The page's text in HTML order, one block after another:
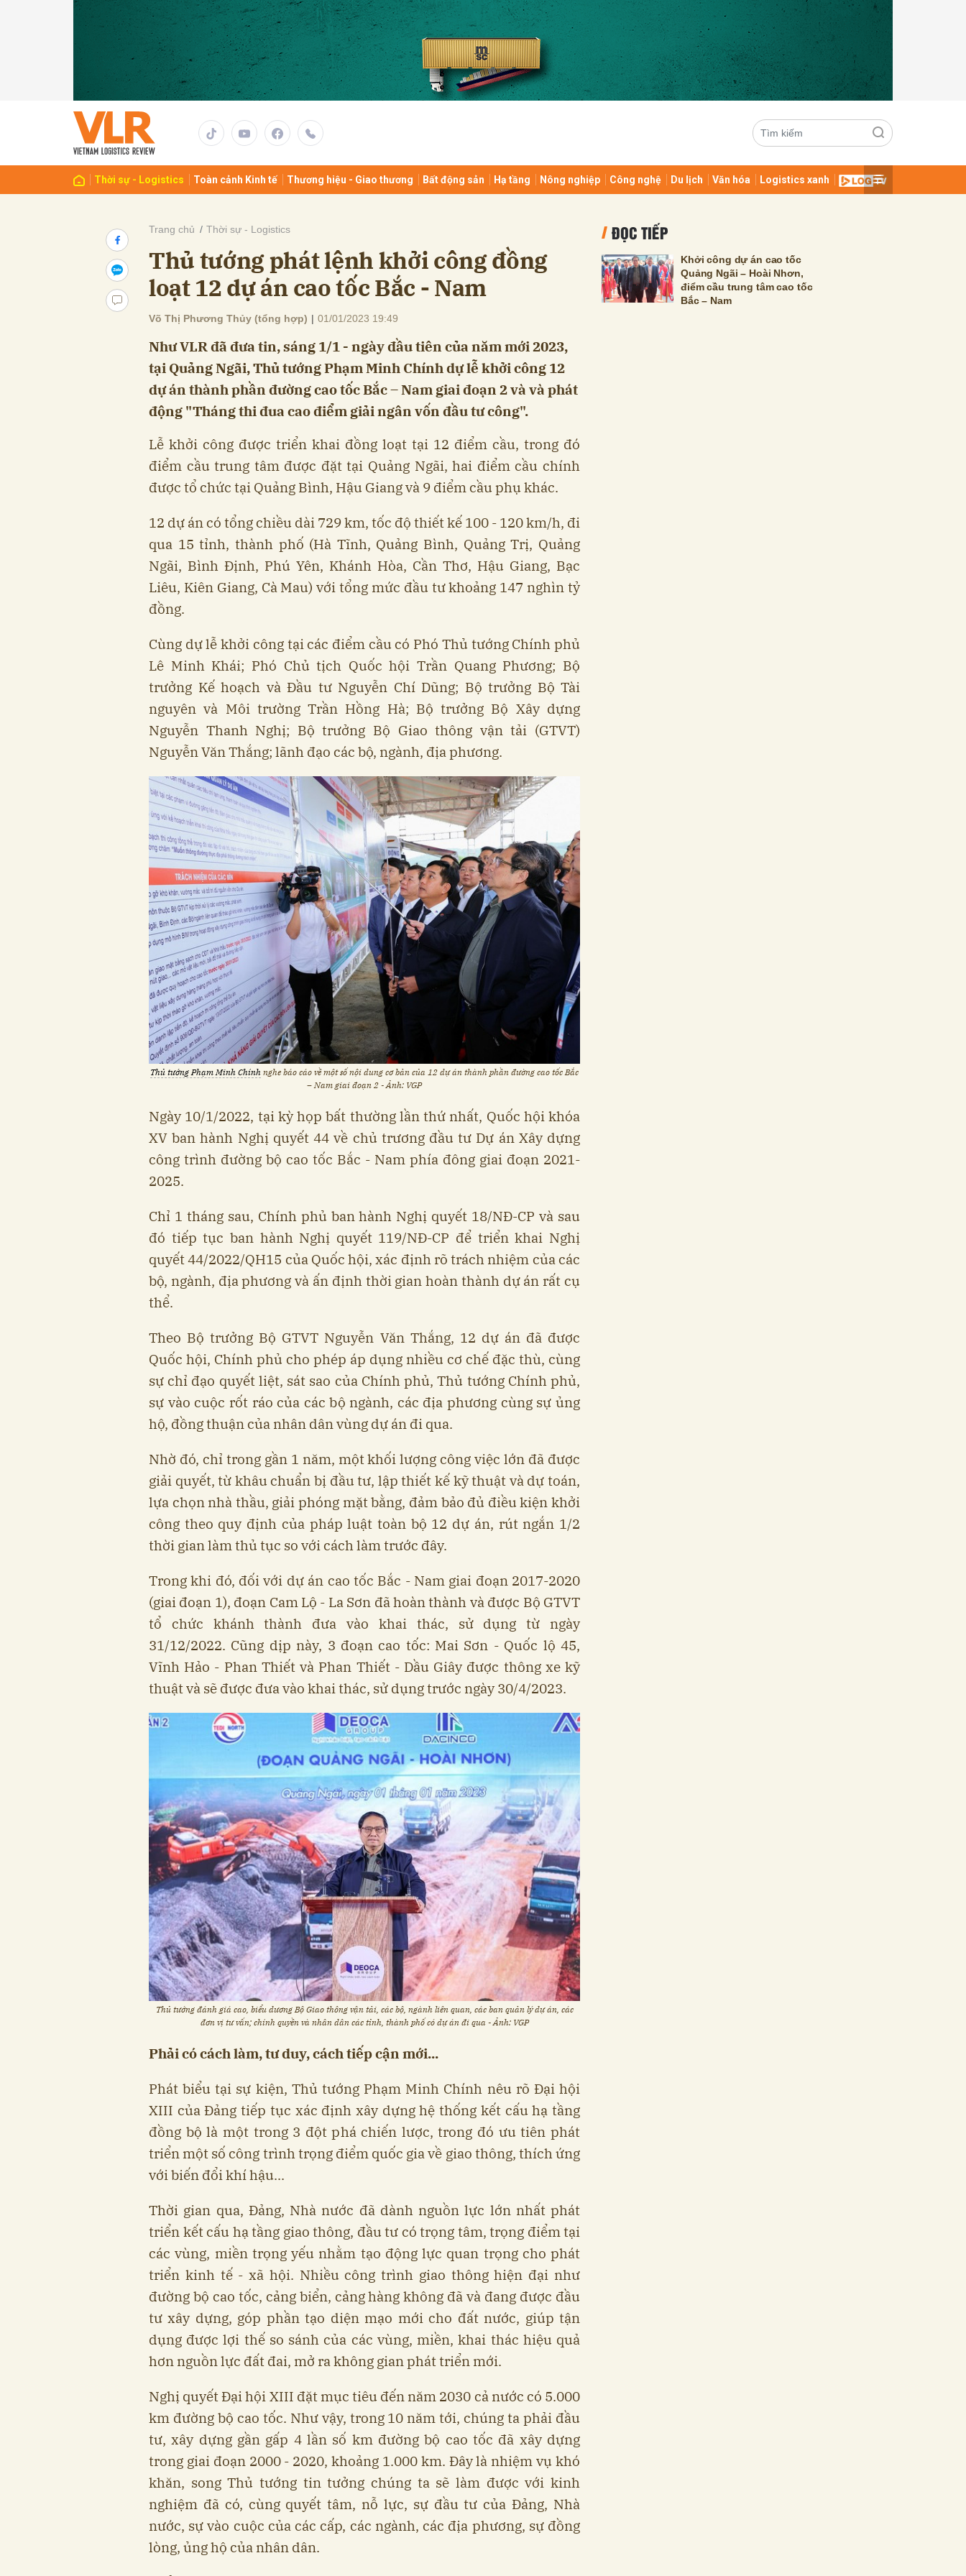
Thời sự - Logistics Toàn cảnh Kinh tế Thương hiệu - Giao thương Bất động sản Hạ tầng Nông nghiệp Công nghệ Du lịch Văn hóa Logistics xanh
Trang chủ Thời sự - Logistics
Thủ tướng phát lệnh khởi công đồng
loạt 12 dự án cao tốc Bắc - Nam
Võ Thị Phương Thủy (tổng hợp) | 01/01/2023 19:49
Như VLR đã đưa tin, sáng 1/1 - ngày đầu tiên của năm mới 2023,
tại Quảng Ngãi, Thủ tướng Phạm Minh Chính dự lễ khởi công 12
dự án thành phần đường cao tốc Bắc – Nam giai đoạn 2 và và phát
động "Tháng thi đua cao điểm giải ngân vốn đầu tư công".
Lễ khởi công được triển khai đồng loạt tại 12 điểm cầu, trong đó
điểm cầu trung tâm được đặt tại Quảng Ngãi, hai điểm cầu chính
được tổ chức tại Quảng Bình, Hậu Giang và 9 điểm cầu phụ khác.
12 dự án có tổng chiều dài 729 km, tốc độ thiết kế 100 - 120 km/h, đi
qua 15 tỉnh, thành phố (Hà Tĩnh, Quảng Bình, Quảng Trị, Quảng
Ngãi, Bình Định, Phú Yên, Khánh Hòa, Cần Thơ, Hậu Giang, Bạc
Liêu, Kiên Giang, Cà Mau) với tổng mức đầu tư khoảng 147 nghìn tỷ
đồng.
Cùng dự lễ khởi công tại các điểm cầu có Phó Thủ tướng Chính phủ
Lê Minh Khái; Phó Chủ tịch Quốc hội Trần Quang Phương; Bộ
trưởng Kế hoạch và Đầu tư Nguyễn Chí Dũng; Bộ trưởng Bộ Tài
nguyên và Môi trường Trần Hồng Hà; Bộ trưởng Bộ Xây dựng
Nguyễn Thanh Nghị; Bộ trưởng Bộ Giao thông vận tải (GTVT)
Nguyễn Văn Thắng; lãnh đạo các bộ, ngành, địa phương.
Thủ tướng Phạm Minh Chính nghe báo cáo về một số nội dung cơ bản của 12 dự án thành phần đường cao tốc Bắc
– Nam giai đoạn 2 - Ảnh: VGP
Ngày 10/1/2022, tại kỳ họp bất thường lần thứ nhất, Quốc hội khóa
XV ban hành Nghị quyết 44 về chủ trương đầu tư Dự án Xây dựng
công trình đường bộ cao tốc Bắc - Nam phía đông giai đoạn 2021-
2025.
Chỉ 1 tháng sau, Chính phủ ban hành Nghị quyết 18/NĐ-CP và sau
đó tiếp tục ban hành Nghị quyết 119/NĐ-CP để triển khai Nghị
quyết 44/2022/QH15 của Quốc hội, xác định rõ trách nhiệm của các
bộ, ngành, địa phương và ấn định thời gian hoàn thành dự án rất cụ
thể.
Theo Bộ trưởng Bộ GTVT Nguyễn Văn Thắng, 12 dự án đã được
Quốc hội, Chính phủ cho phép áp dụng nhiều cơ chế đặc thù, cùng
sự chỉ đạo quyết liệt, sát sao của Chính phủ, Thủ tướng Chính phủ,
sự vào cuộc rốt ráo của các bộ ngành, các địa phương cùng sự ủng
hộ, đồng thuận của nhân dân vùng dự án đi qua.
Nhờ đó, chỉ trong gần 1 năm, một khối lượng công việc lớn đã được
giải quyết, từ khâu chuẩn bị đầu tư, lập thiết kế kỹ thuật và dự toán,
lựa chọn nhà thầu, giải phóng mặt bằng, đảm bảo đủ điều kiện khởi
công theo quy định của pháp luật toàn bộ 12 dự án, rút ngắn 1/2
thời gian làm thủ tục so với cách làm trước đây.
Trong khi đó, đối với dự án cao tốc Bắc - Nam giai đoạn 2017-2020
(giai đoạn 1), đoạn Cam Lộ - La Sơn đã hoàn thành và được Bộ GTVT
tổ chức khánh thành đưa vào khai thác, sử dụng từ ngày
31/12/2022. Cũng dịp này, 3 đoạn cao tốc: Mai Sơn - Quốc lộ 45,
Vĩnh Hảo - Phan Thiết và Phan Thiết - Dầu Giây được thông xe kỹ
thuật và sẽ được đưa vào khai thác, sử dụng trước ngày 30/4/2023.
Thủ tướng đánh giá cao, biểu dương Bộ Giao thông vận tải, các bộ, ngành liên quan, các ban quản lý dự án, các
đơn vị tư vấn; chính quyền và nhân dân các tỉnh, thành phố có dự án đi qua - Ảnh: VGP
Phải có cách làm, tư duy,cách tiếp cận mới...
Phát biểu tại sự kiện, Thủ tướng Phạm Minh Chính nêu rõ Đại hội
XIII của Đảng tiếp tục xác định xây dựng hệ thống kết cấu hạ tầng
đồng bộ là một trong 3 đột phá chiến lược, trong đó ưu tiên phát
triển một số công trình trọng điểm quốc gia về giao thông, thích ứng
với biến đổi khí hậu...
Thời gian qua, Đảng, Nhà nước đã dành nguồn lực lớn nhất phát
triển kết cấu hạ tầng giao thông, đầu tư có trọng tâm, trọng điểm tại
các vùng, miền trọng yếu nhằm tạo động lực quan trọng cho phát
triển kinh tế - xã hội. Nhiều công trình giao thông hiện đại như
đường bộ cao tốc, cảng biển, cảng hàng không đã và đang được đầu
tư xây dựng, góp phần tạo diện mạo mới cho đất nước, giúp tận
dụng được lợi thế so sánh của các vùng, miền, khai thác hiệu quả
hơn nguồn lực đất đai, mở ra không gian phát triển mới.
Nghị quyết Đại hội XIII đặt mục tiêu đến năm 2030 cả nước có 5.000
km đường bộ cao tốc. Như vậy, trong 10 năm tới, chúng ta phải đầu
tư, xây dựng gần gấp 4 lần số km đường bộ cao tốc đã xây dựng
trong giai đoạn 2000 - 2020, khoảng 1.000 km. Đây là nhiệm vụ khó
khăn, song Thủ tướng tin tưởng chúng ta sẽ làm được với kinh
nghiệm đã có, cùng quyết tâm, nỗ lực, sự đầu tư của Đảng, Nhà
nước, sự vào cuộc của các cấp, các ngành, các địa phương, sự đồng
lòng, ủng hộ của nhân dân.
ĐỌC TIẾP
Khởi công dự án cao tốc
Quảng Ngãi – Hoài Nhơn,
điểm cầu trung tâm cao tốc
Bắc – Nam
Gửi bình luận